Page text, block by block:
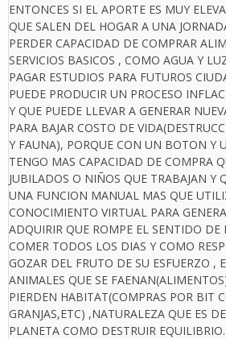
ENTONCES SI EL APORTE ES MUY
QUE SALEN DEL HOGAR A UNA
PERDER CAPACIDAD DE COMPRAR
SERVICIOS BASICOS , COMO AGUA Y
PAGAR ESTUDIOS PARA FUTUROS
PUEDE PRODUCIR UN PROCESO
Y QUE PUEDE LLEVAR A GENERAR
PARA BAJAR COSTO DE
Y FAUNA), PORQUE CON UN BOTON Y
TENGO MAS CAPACIDAD DE COMPRA
JUBILADOS O NIÑOS QUE TRABAJAN Y
UNA FUNCION MANUAL MAS QUE
CONOCIMIENTO VIRTUAL PARA
ADQUIRIR QUE ROMPE EL SENTIDO
COMER TODOS LOS DIAS Y COMO
GOZAR DEL FRUTO DE SU ESFUERZO ,
ANIMALES QUE SE
PIERDEN HABITAT(COMPRAS POR BIT
GRANJAS,ETC) ,NATURALEZA QUE ES
PLANETA COMO DESTRUIR EQUILIBRIO.